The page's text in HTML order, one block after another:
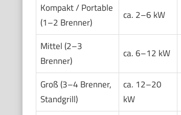
Kompakt / Portable
(1–2 Brenner)
ca. 2–6 kW
Mittel (2–3
Brenner)
ca. 6–12 kW
Groß (3–4 Brenner,
Standgrill)
ca. 12–20
kW